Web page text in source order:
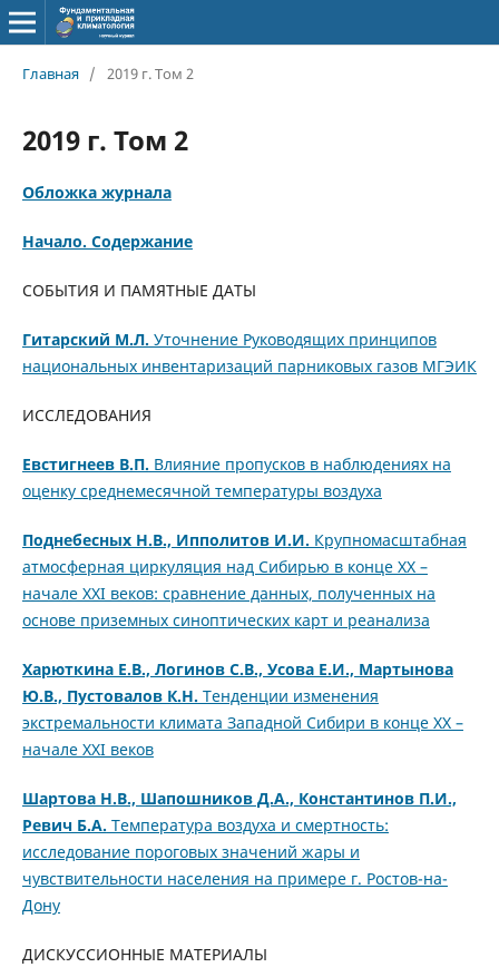
Главная / 2019 г. Том 2
2019 г. Том 2
Обложка журнала
Начало. Содержание
СОБЫТИЯ И ПАМЯТНЫЕ ДАТЫ
Гитарский М.Л. Уточнение Руководящих принципов
национальных инвентаризаций парниковых газов МГЭИК
ИССЛЕДОВАНИЯ
Евстигнеев В.П. Влияние пропусков в наблюдениях на
оценку среднемесячной температуры воздуха
Поднебесных Н.В., Ипполитов И.И. Крупномасштабная
атмосферная циркуляция над Сибирью в конце XX –
начале XXI веков: cравнение данных, полученных на
основе приземных синоптических карт и реанализа
Харюткина Е.В., Логинов С.В., Усова Е.И., Мартынова
Ю.В., Пустовалов К.Н. Тенденции изменения
экстремальности климата Западной Сибири в конце XX –
начале XXI веков
Шартова Н.В., Шапошников Д.А., Константинов П.И.,
Ревич Б.А. Температура воздуха и смертность:
исследование пороговых значений жары и
чувствительности населения на примере г. Ростов-на-
Дону
ДИСКУССИОННЫЕ МАТЕРИАЛЫ